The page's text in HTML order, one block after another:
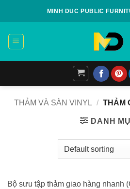
MINH DUC PUBLIC
THẢM VÀ SÀN VINYL / THẢM
DANH
Bộ sưu tập thảm giao hàng nhanh